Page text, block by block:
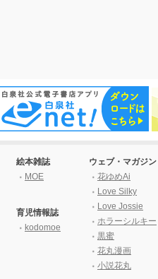
絵本雑誌
MOE
育児情報誌
kodomoe
ウェブ・マガジン
花ゆめAi
Love Silky
Love Jossie
ホラーシルキー
黒蜜
花丸漫画
小説花丸